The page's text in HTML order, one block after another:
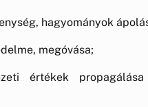
hagyományok
megóvása;
értékek